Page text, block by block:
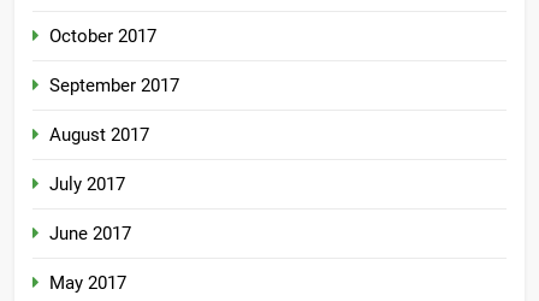
October 2017
September 2017
August 2017
July 2017
June 2017
May 2017